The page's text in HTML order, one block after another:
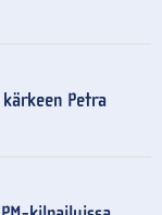
Petra